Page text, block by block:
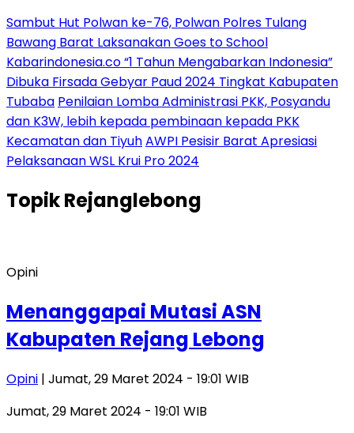
Sambut Hut Polwan ke-76, Polwan Polres Tulang
Bawang Barat Laksanakan Goes to School
Kabarindonesia.co “1 Tahun Mengabarkan Indonesia”
Dibuka Firsada Gebyar Paud 2024 Tingkat Kabupaten
Tubaba Penilaian Lomba Administrasi PKK, Posyandu
dan K3W, lebih kepada pembinaan kepada PKK
Kecamatan dan TiyuhAWPI Pesisir Barat Apresiasi
Pelaksanaan WSL Krui Pro 2024
TopikRejanglebong
Opini
Menanggapai Mutasi ASN
Kabupaten Rejang Lebong
Opini | Jumat, 29 Maret 2024 - 19:01 WIB
Jumat, 29 Maret 2024 - 19:01 WIB